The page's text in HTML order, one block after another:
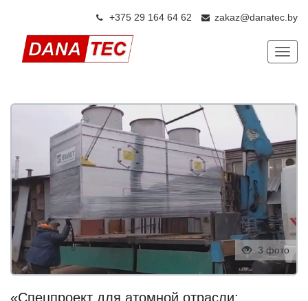
+375 29 164 64 62 zakaz@danatec.by
3 фото
«Спецпроект для атомной отрасли: